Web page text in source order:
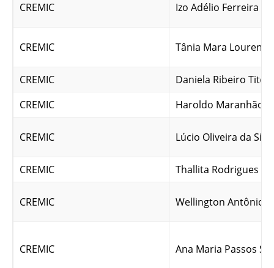
CREMIC Izo Adélio Ferreira
CREMIC Tânia Mara Lourenço
CREMIC
Daniela Ribeiro Tito
CREMIC
Haroldo Maranhão
CREMIC Lúcio Oliveira da Silva
CREMIC Thallita Rodrigues da
CREMIC Wellington Antônio
CREMIC Ana Maria Passos